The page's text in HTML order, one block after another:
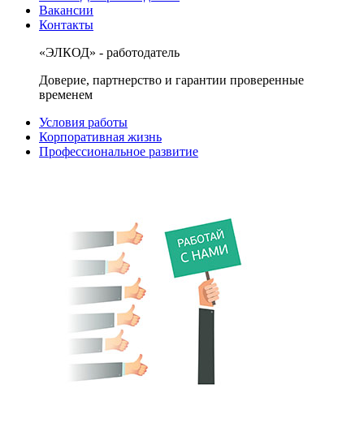
Вакансии
Контакты
«ЭЛКОД» - работодатель
Доверие, партнерство и гарантии проверенные
временем
Условия работы
Корпоративная жизнь
Профессиональное развитие